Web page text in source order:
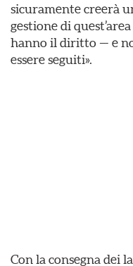
sicuramente creerà
gestione di
hanno il diritto — e
essere seguiti».
Con la consegna dei